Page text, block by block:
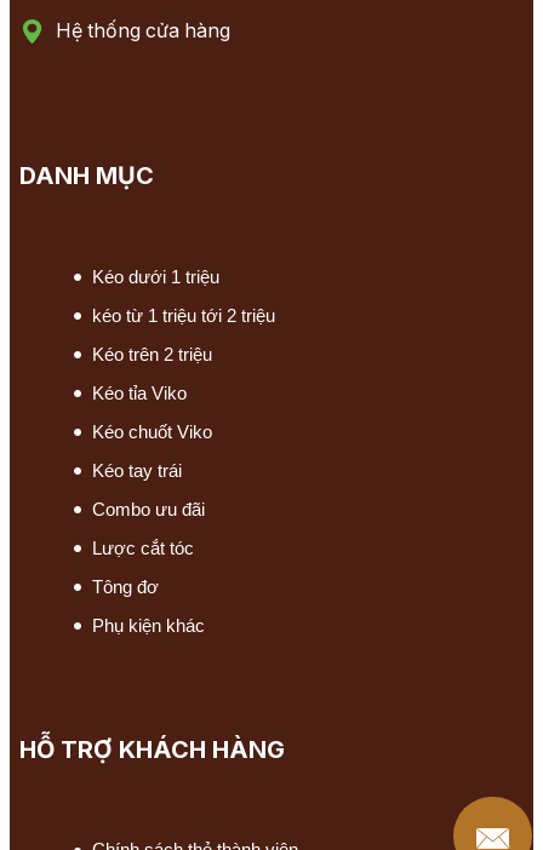
Hệ thống cửa hàng
DANH MỤC
Kéo dưới 1 triệu
kéo từ 1 triệu tới 2 triệu
Kéo trên 2 triệu
Kéo tỉa Viko
Kéo chuốt Viko
Kéo tay trái
Combo ưu đãi
Lược cắt tóc
Tông đơ
Phụ kiện khác
HỖ TRỢ KHÁCH HÀNG